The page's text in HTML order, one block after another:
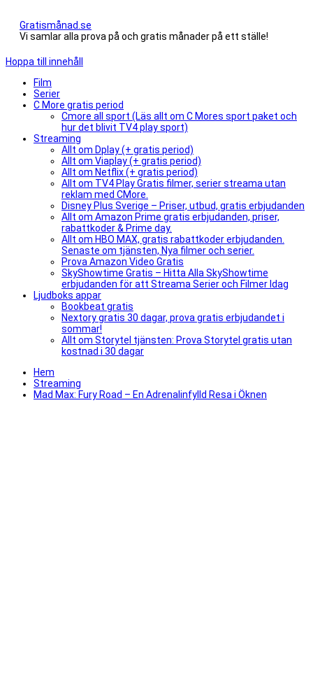
Gratismånad.se
Vi samlar alla prova på och gratis månader på ett ställe!
Hoppa till innehåll
Film
Serier
C More gratis period
Cmore all sport (Läs allt om C Mores sport paket och
hur det blivit TV4 play sport)
Streaming
Allt om Dplay (+ gratis period)
Allt om Viaplay (+ gratis period)
Allt om Netflix (+ gratis period)
Allt om TV4 Play Gratis filmer, serier streama utan
reklam med CMore.
Disney Plus Sverige – Priser, utbud, gratis erbjudanden
Allt om Amazon Prime gratis erbjudanden, priser,
rabattkoder & Prime day.
Allt om HBO MAX, gratis rabattkoder erbjudanden.
Senaste om tjänsten, Nya filmer och serier.
Prova Amazon Video Gratis
SkyShowtime Gratis – Hitta Alla SkyShowtime
erbjudanden för att Streama Serier och Filmer Idag
Ljudboks appar
Bookbeat gratis
Nextory gratis 30 dagar, prova gratis erbjudandet i
sommar!
Allt om Storytel tjänsten: Prova Storytel gratis utan
kostnad i 30 dagar
Hem
Streaming
Mad Max: Fury Road – En Adrenalinfylld Resa i Öknen